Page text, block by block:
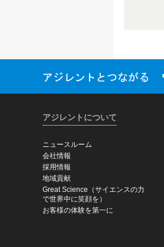
アジレントについて
ニュースルーム
会社情報
採用情報
地域貢献
Great Science（サイエンスの力
で世界中に笑顔を）
お客様の体験を第一に